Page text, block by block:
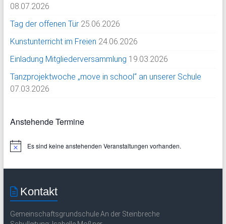
08.07.2026
Tag der offenen Tür 25.06.2026
Kunstunterricht im Freien 24.06.2026
Einladung Mitgliederversammlung 19.03.2026
Tanzprojektwoche „move in school“ an unserer Schule
07.03.2026
Anstehende Termine
H
i
s
Es sind keine anstehenden Veranstaltungen vorhanden.
Kontakt
Gemeinschaftsgrundschule An der Steinbreche